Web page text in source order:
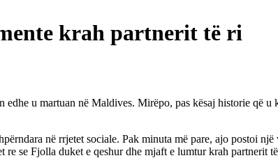
krah partnerit të ri
u martuan në Maldives. Mirëpo, pas kësaj historie që u
në rrjetet sociale. Pak minuta më pare, ajo postoi
se Fjolla duket e qeshur dhe mjaft e lumtur krah partnerit